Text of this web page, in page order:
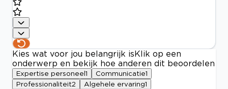
Kies wat voor jou belangrijk is Klik op een
onderwerp en bekijk hoe anderen dit beoordelen
Expertise personeel 1 Communicatie1
Professionaliteit2 Algehele ervaring1